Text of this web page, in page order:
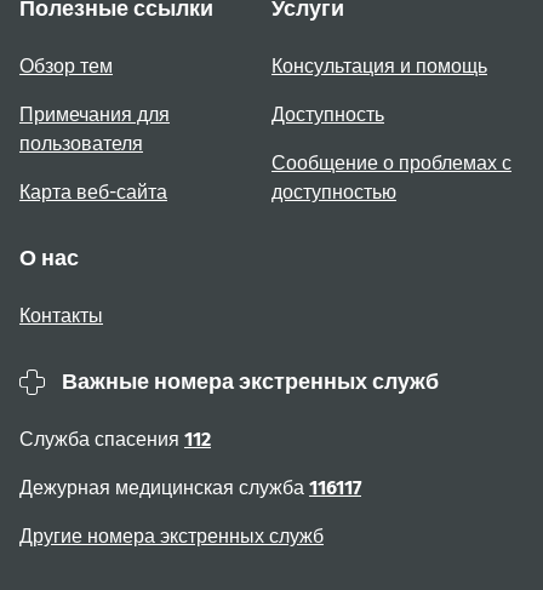
Полезные ссылки
Обзор тем
Примечания для
пользователя
Карта веб-сайта
Услуги
Консультация и помощь
Доступность
Сообщение о проблемах с
доступностью
О нас
Контакты
Важные номера экстренных служб
Служба спасения 112
Дежурная медицинская служба 116117
Другие номера экстренных служб